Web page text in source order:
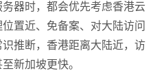
器时，都会优先考虑香港云
置近、免备案、对大陆访问
推断，香港距离大陆近，访
新加坡更快。